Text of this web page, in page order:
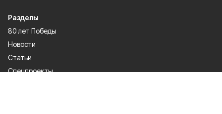
Разделы
80 лет Победы
Новости
Статьи
Спецпроекты